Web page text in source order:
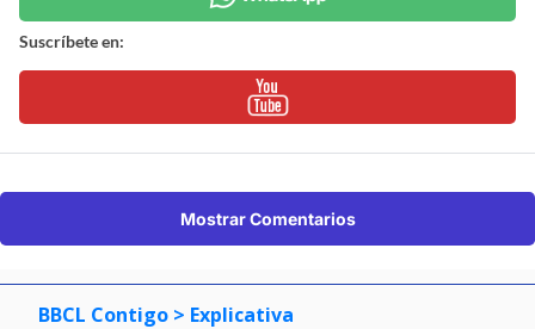
Suscríbete en:
Mostrar Comentarios
BBCL Contigo > Explicativa